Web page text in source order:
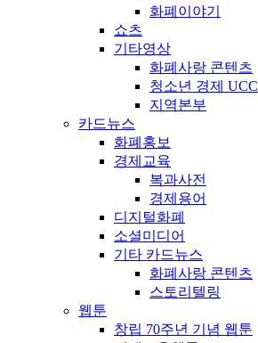
화폐이야기
쇼츠
기타영상
화폐사랑 콘텐츠
청소년 경제 UCC
지역본부
카드뉴스
화폐홍보
경제교육
복과사전
경제용어
디지털화폐
소셜미디어
기타 카드뉴스
화폐사랑 콘텐츠
스토리텔링
웹툰
창립 70주년 기념 웹툰